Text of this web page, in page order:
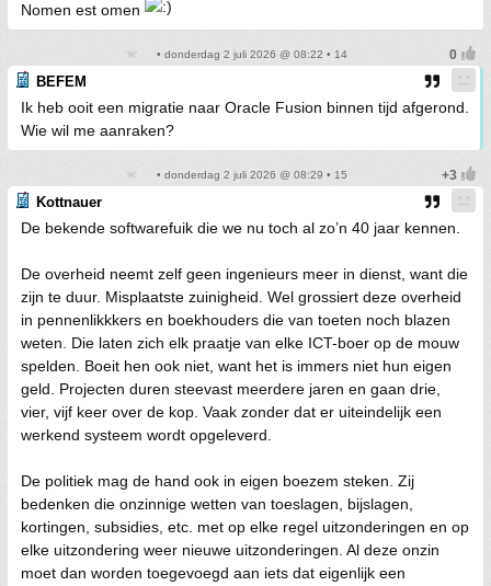
Nomen est omen
• donderdag 2 juli 2026 @ 08:22 • 14
BEFEM
Ik heb ooit een migratie naar Oracle Fusion binnen tijd afgerond.
Wie wil me aanraken?
• donderdag 2 juli 2026 @ 08:29 • 15
Kottnauer
De bekende softwarefuik die we nu toch al zo’n 40 jaar kennen.
De overheid neemt zelf geen ingenieurs meer in dienst, want die
zijn te duur. Misplaatste zuinigheid. Wel grossiert deze overheid
in pennenlikkkers en boekhouders die van toeten noch blazen
weten. Die laten zich elk praatje van elke ICT-boer op de mouw
spelden. Boeit hen ook niet, want het is immers niet hun eigen
geld. Projecten duren steevast meerdere jaren en gaan drie,
vier, vijf keer over de kop. Vaak zonder dat er uiteindelijk een
werkend systeem wordt opgeleverd.
De politiek mag de hand ook in eigen boezem steken. Zij
bedenken die onzinnige wetten van toeslagen, bijslagen,
kortingen, subsidies, etc. met op elke regel uitzonderingen en op
elke uitzondering weer nieuwe uitzonderingen. Al deze onzin
moet dan worden toegevoegd aan iets dat eigenlijk een